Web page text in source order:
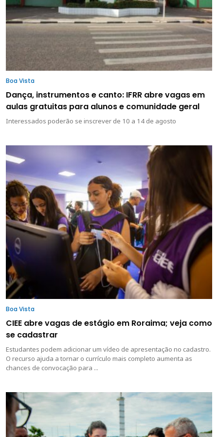
Boa Vista
Dança, instrumentos e canto: IFRR abre vagas em
aulas gratuitas para alunos e comunidade geral
Interessados poderão se inscrever de 10 a 14 de agosto
Boa Vista
CIEE abre vagas de estágio em Roraima; veja como
se cadastrar
Estudantes podem adicionar um vídeo de apresentação no cadastro.
O recurso ajuda a tornar o currículo mais completo aumenta as
chances de convocação para ...